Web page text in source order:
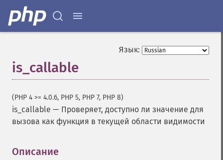
Язык:
is_callable
(PHP 4 >= 4.0.6, PHP 5, PHP 7, PHP 8)
is_callable — Проверяет, доступно ли значение для
вызова как функция в текущей области видимости
Описание